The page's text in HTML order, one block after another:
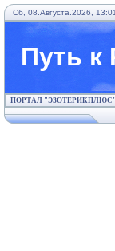
Сб, 08.Августа.2026, 13:01
Путь к
ПОРТАЛ "ЭЗОТЕРИКПЛЮС"